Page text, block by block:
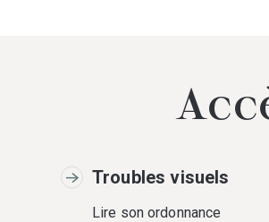
Troubles visuels
Lire son ordonnance